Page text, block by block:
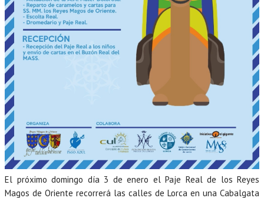
El próximo domingo día 3 de enero el Paje Real de los Reyes
Magos de Oriente recorrerá las calles de Lorca en una Cabalgata